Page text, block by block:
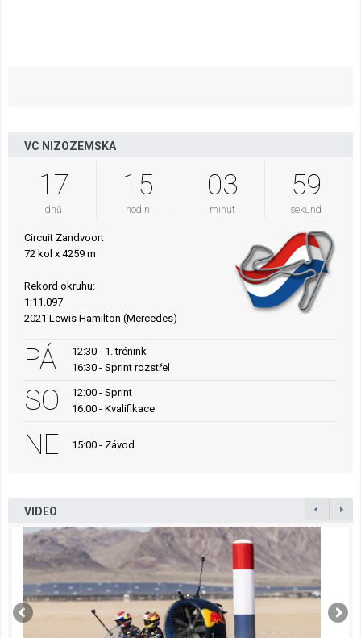
VC NIZOZEMSKA
17
dnů
15
hodin
03
minut
58
sekund
Circuit Zandvoort
72 kol x 4259 m
Rekord okruhu:
1:11.097
2021 Lewis Hamilton (Mercedes)
PÁ
12:30 - 1. trénink
16:30 - Sprint rozstřel
SO
12:00 - Sprint
16:00 - Kvalifikace
NE 15:00 - Závod
VIDEO